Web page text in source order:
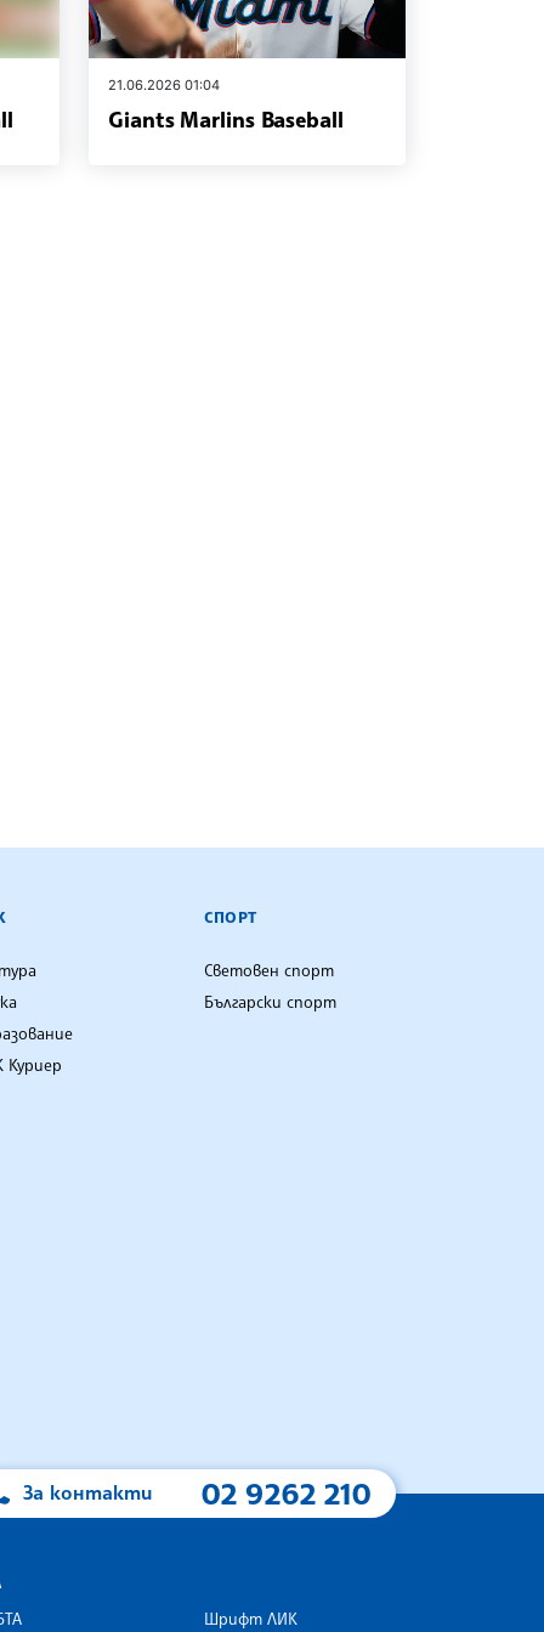
21.06.2026 01:04
Giants Marlins Baseball
Куриер
СПОРТ
Световен спорт
Български спорт
За контакти 02 9262 210
Шрифт ЛИК